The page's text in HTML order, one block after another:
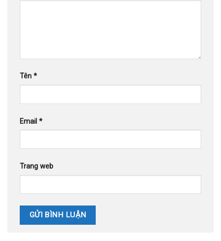
Tên *
Email *
Trang web